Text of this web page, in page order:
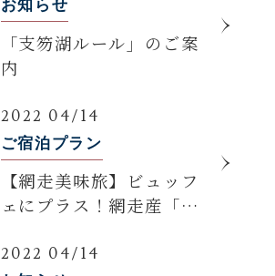
お知らせ
「支笏湖ルール」のご案
内
2022 04/14
ご宿泊プラン
【網走美味旅】ビュッフ
ェにプラス！網走産「流
ラン登場
2022 04/14